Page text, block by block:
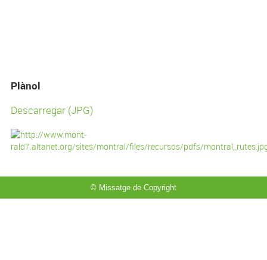
Plànol
Descarregar (JPG)
© Missatge de Copyright